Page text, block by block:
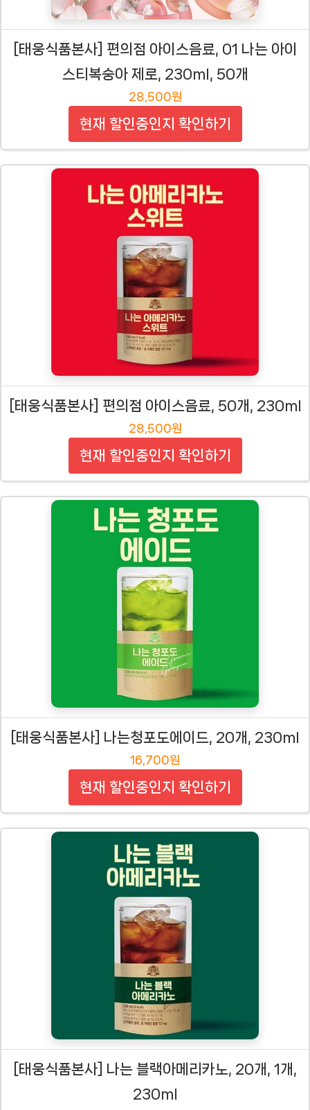
[태웅식품본사] 편의점 아이스음료, 01 나는 아이
스티복숭아 제로, 230ml, 50개
28,500원
현재 할인중인지 확인하기
[태웅식품본사] 편의점 아이스음료, 50개, 230ml
28,500원
현재 할인중인지 확인하기
[태웅식품본사] 나는청포도에이드, 20개, 230ml
16,700원
현재 할인중인지 확인하기
[태웅식품본사] 나는 블랙아메리카노, 20개, 1개,
230ml